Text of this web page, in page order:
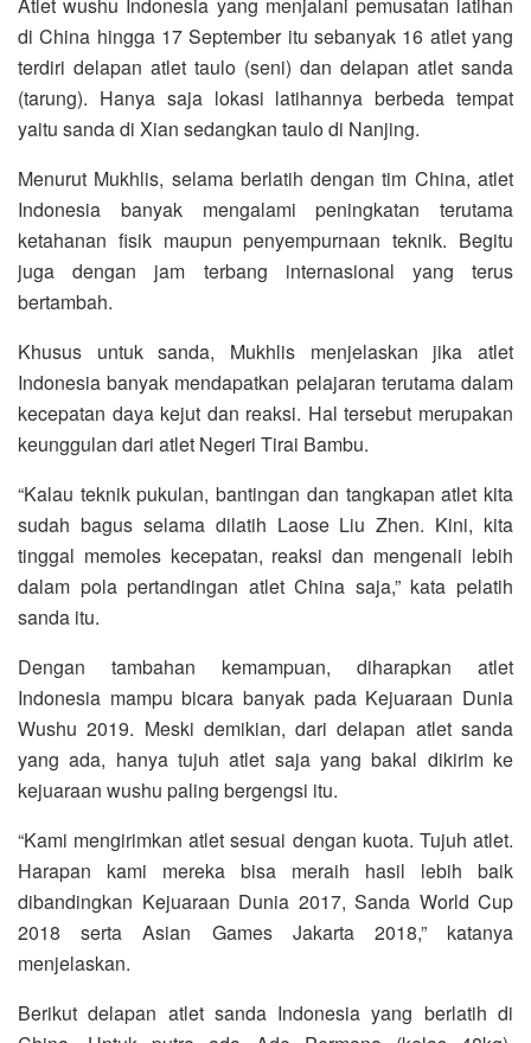
Atlet wushu Indonesia yang menjalani pemusatan latihan
di China hingga 17 September itu sebanyak 16 atlet yang
terdiri delapan atlet taulo (seni) dan delapan atlet sanda
(tarung). Hanya saja lokasi latihannya berbeda tempat
yaitu sanda di Xian sedangkan taulo di Nanjing.
Menurut Mukhlis, selama berlatih dengan tim China, atlet
Indonesia banyak mengalami peningkatan terutama
ketahanan fisik maupun penyempurnaan teknik. Begitu
juga dengan jam terbang internasional yang terus
bertambah.
Khusus untuk sanda, Mukhlis menjelaskan jika atlet
Indonesia banyak mendapatkan pelajaran terutama dalam
kecepatan daya kejut dan reaksi. Hal tersebut merupakan
keunggulan dari atlet Negeri Tirai Bambu.
“Kalau teknik pukulan, bantingan dan tangkapan atlet kita
sudah bagus selama dilatih Laose Liu Zhen. Kini, kita
tinggal memoles kecepatan, reaksi dan mengenali lebih
dalam pola pertandingan atlet China saja,” kata pelatih
sanda itu.
Dengan tambahan kemampuan, diharapkan atlet
Indonesia mampu bicara banyak pada Kejuaraan Dunia
Wushu 2019. Meski demikian, dari delapan atlet sanda
yang ada, hanya tujuh atlet saja yang bakal dikirim ke
kejuaraan wushu paling bergengsi itu.
“Kami mengirimkan atlet sesuai dengan kuota. Tujuh atlet.
Harapan kami mereka bisa meraih hasil lebih baik
dibandingkan Kejuaraan Dunia 2017, Sanda World Cup
2018 serta Asian Games Jakarta 2018,” katanya
menjelaskan.
Berikut delapan atlet sanda Indonesia yang berlatih di